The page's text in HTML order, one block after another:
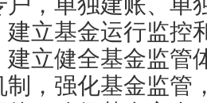
建立基金运行监控
建立健全基金监管
制，强化基金监管